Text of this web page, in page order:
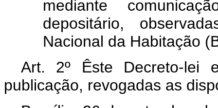
mediante
depositário,
Nacional da Habitação
Art. 2º Êste Decreto-lei
publicação, revogadas as